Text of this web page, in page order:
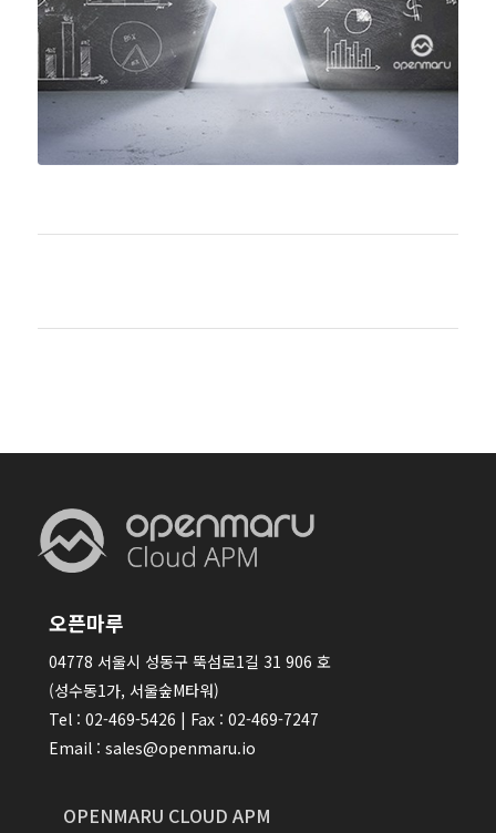
오픈마루
04778 서울시 성동구 뚝섬로1길 31 906 호
(성수동1가, 서울숲M타워)
Tel : 02-469-5426 | Fax : 02-469-7247
Email : sales@openmaru.io
OPENMARU CLOUD APM